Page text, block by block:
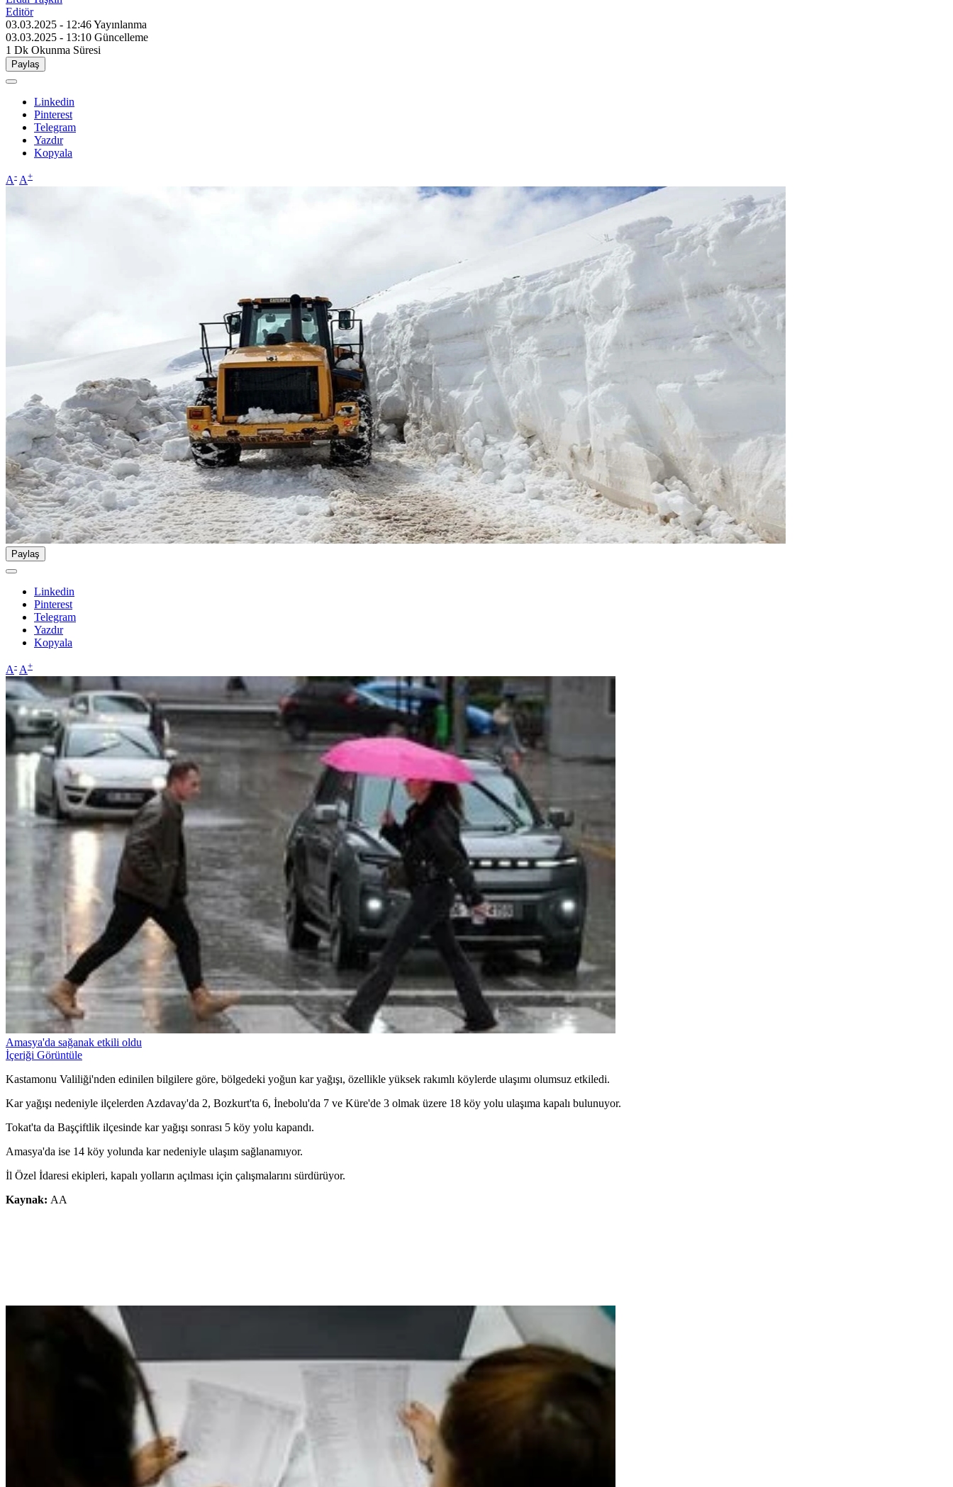
Editör
03.03.2025 - 12:46Yayınlanma
03.03.2025 - 13:10 Güncelleme
1 Dk Okunma Süresi
Paylaş
Linkedin
Pinterest
Telegram
Yazdır
Kopyala
A- A+
Paylaş
Linkedin
Pinterest
Telegram
Yazdır
Kopyala
A- A+
Amasya'da sağanak etkili oldu
İçeriği Görüntüle
Kastamonu Valiliği'nden edinilen bilgilere göre, bölgedeki yoğun kar yağışı, özellikle yüksek rakımlı köylerde ulaşımı olumsuz etkiledi.
Kar yağışı nedeniyle ilçelerden Azdavay'da 2, Bozkurt'ta 6, İnebolu'da 7 ve Küre'de 3 olmak üzere 18 köy yolu ulaşıma kapalı bulunuyor.
Tokat'ta da Başçiftlik ilçesinde kar yağışı sonrası 5 köy yolu kapandı.
Amasya'da ise 14 köy yolunda kar nedeniyle ulaşım sağlanamıyor.
İl Özel İdaresi ekipleri, kapalı yolların açılması için çalışmalarını sürdürüyor.
Kaynak: AA